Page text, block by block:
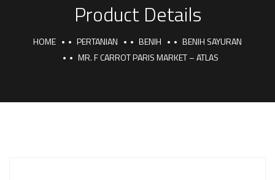
Product Details
HOME PERTANIAN BENIH
BENIH SAYURAN
MR. F CARROT PARIS MARKET – ATLAS